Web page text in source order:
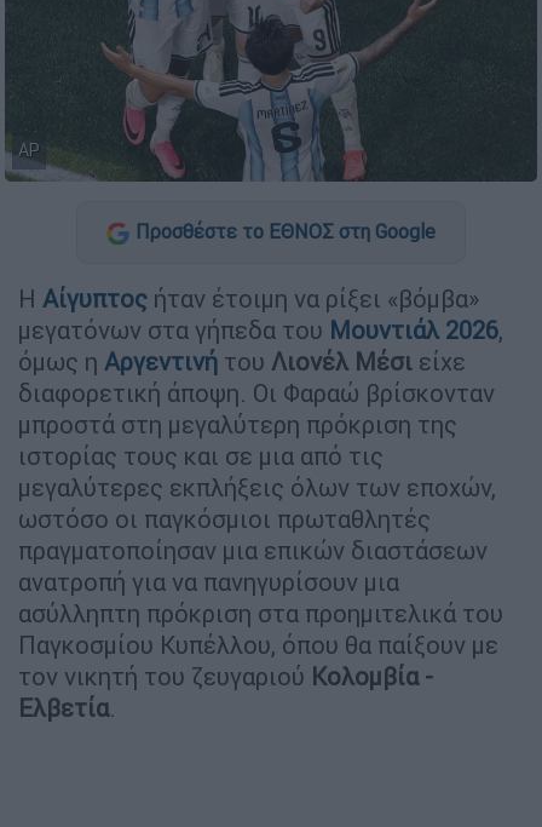
AP
Προσθέστε το ΕΘΝΟΣ στη Google
Η Αίγυπτος ήταν έτοιμη να ρίξει «βόμβα»
μεγατόνων στα γήπεδα του Μουντιάλ 2026,
όμως η Αργεντινή του Λιονέλ Μέσι είχε
διαφορετική άποψη. Οι Φαραώ βρίσκονταν
μπροστά στη μεγαλύτερη πρόκριση της
ιστορίας τους και σε μια από τις
μεγαλύτερες εκπλήξεις όλων των εποχών,
ωστόσο οι παγκόσμιοι πρωταθλητές
πραγματοποίησαν μια επικών διαστάσεων
ανατροπή για να πανηγυρίσουν μια
ασύλληπτη πρόκριση στα προημιτελικά του
Παγκοσμίου Κυπέλλου, όπου θα παίξουν με
τον νικητή του ζευγαριού Κολομβία -
Ελβετία.